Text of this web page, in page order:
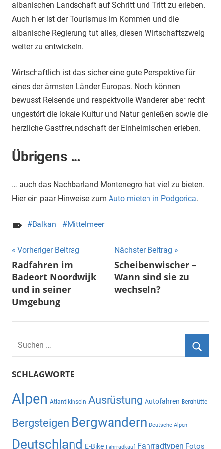
albanischen Landschaft auf Schritt und Tritt zu erleben.
Auch hier ist der Tourismus im Kommen und die
albanische Regierung tut alles, diesen Wirtschaftszweig
weiter zu entwickeln.
Wirtschaftlich ist das sicher eine gute Perspektive für
eines der ärmsten Länder Europas. Noch können
bewusst Reisende und respektvolle Wanderer aber recht
ungestört die lokale Kultur und Natur genießen sowie die
herzliche Gastfreundschaft der Einheimischen erleben.
Übrigens …
… auch das Nachbarland Montenegro hat viel zu bieten.
Hier ein paar Hinweise zum Auto mieten in Podgorica.
Balkan Mittelmeer
Beitragsnavigation
Vorheriger Beitrag
Radfahren im
Badeort Noordwijk
und in seiner
Umgebung
Nächster Beitrag
Scheibenwischer –
Wann sind sie zu
wechseln?
Suchen
nach:
SCHLAGWORTE
Alpen Atlantikinseln Ausrüstung Autofahren Berghütte
Bergsteigen Bergwandern Deutsche Alpen
Deutschland E-Bike Fahrradkauf Fahrradtypen Fotos